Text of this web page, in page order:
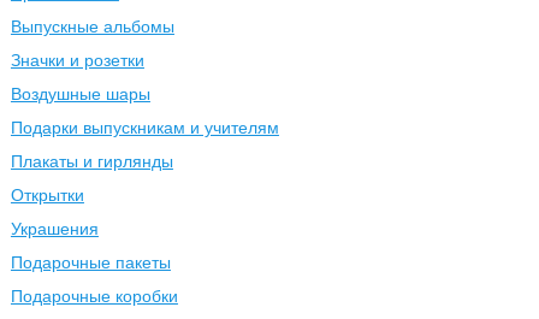
Выпускные альбомы
Значки и розетки
Воздушные шары
Подарки выпускникам и учителям
Плакаты и гирлянды
Открытки
Украшения
Подарочные пакеты
Подарочные коробки